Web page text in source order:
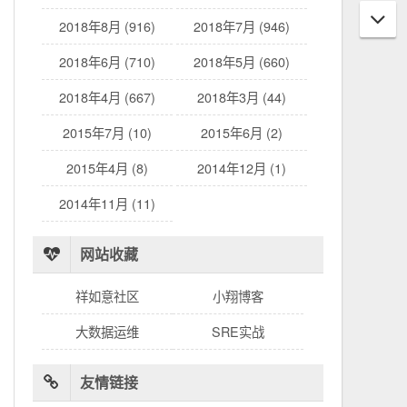
2018年8月 (916)
2018年7月 (946)
2018年6月 (710)
2018年5月 (660)
2018年4月 (667)
2018年3月 (44)
2015年7月 (10)
2015年6月 (2)
2015年4月 (8)
2014年12月 (1)
2014年11月 (11)
网站收藏
祥如意社区
小翔博客
大数据运维
SRE实战
友情链接